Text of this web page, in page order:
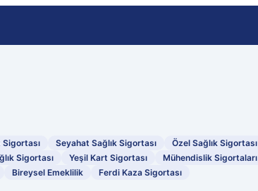
Sigortası Seyahat Sağlık Sigortası Özel Sağlık Sigortası
Sigortası Yeşil Kart Sigortası Mühendislik Sigortaları
Bireysel Emeklilik Ferdi Kaza Sigortası